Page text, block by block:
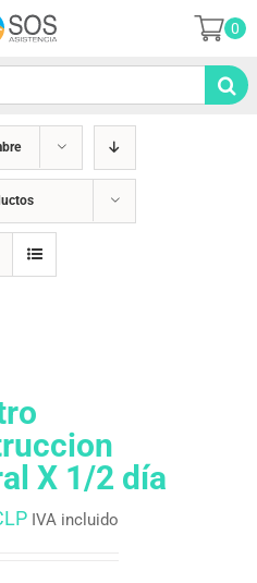
0
X 1/2 día
IVA incluido